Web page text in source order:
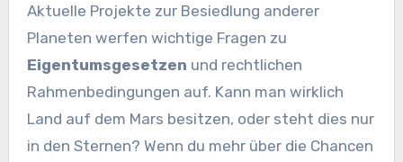
Aktuelle Projekte zur Besiedlung anderer
Planeten werfen wichtige Fragen zu
Eigentumsgesetzen und rechtlichen
Rahmenbedingungen auf. Kann man wirklich
Land auf dem Mars besitzen, oder steht dies nur
in den Sternen? Wenn du mehr über die Chancen